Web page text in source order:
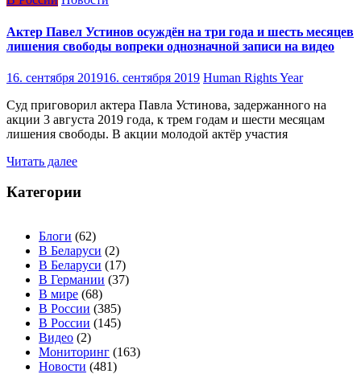
Актер Павел Устинов осуждён на три года и шесть месяцев
лишения свободы вопреки однозначной записи на видео
16. сентября 201916. сентября 2019 Human Rights Year
Суд приговорил актера Павла Устинова, задержанного на
акции 3 августа 2019 года, к трем годам и шести месяцам
лишения свободы. В акции молодой актёр участия
Читать далее
Категории
Блоги (62)
В Беларуси (2)
В Беларуси (17)
В Германии (37)
В мире (68)
В России (385)
В России (145)
Видео (2)
Мониторинг (163)
Новости (481)